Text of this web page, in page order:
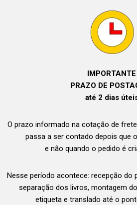
IMPORTANTE
PRAZO DE
até 2 dias
O prazo informado na cotação de
passa a ser contado depois que
e não quando o pedido é
Nesse período acontece: recepção do
separação dos livros, montagem
etiqueta e translado até o